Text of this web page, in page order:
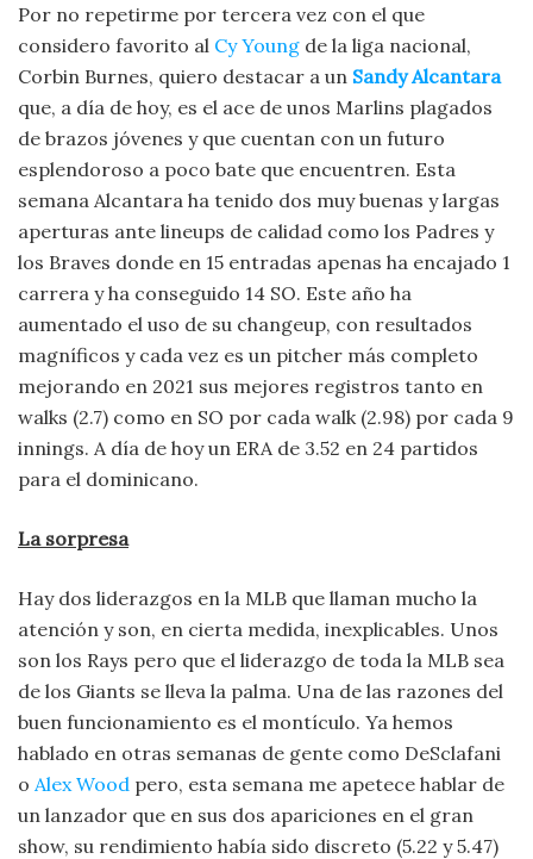
Por no repetirme por tercera vez con el que
considero favorito al Cy Young de la liga nacional,
Corbin Burnes, quiero destacar a un Sandy Alcantara
que, a día de hoy, es el ace de unos Marlins plagados
de brazos jóvenes y que cuentan con un futuro
esplendoroso a poco bate que encuentren. Esta
semana Alcantara ha tenido dos muy buenas y largas
aperturas ante lineups de calidad como los Padres y
los Braves donde en 15 entradas apenas ha encajado 1
carrera y ha conseguido 14 SO. Este año ha
aumentado el uso de su changeup, con resultados
magníficos y cada vez es un pitcher más completo
mejorando en 2021 sus mejores registros tanto en
walks (2.7) como en SO por cada walk (2.98) por cada 9
innings. A día de hoy un ERA de 3.52 en 24 partidos
para el dominicano.
La sorpresa
Hay dos liderazgos en la MLB que llaman mucho la
atención y son, en cierta medida, inexplicables. Unos
son los Rays pero que el liderazgo de toda la MLB sea
de los Giants se lleva la palma. Una de las razones del
buen funcionamiento es el montículo. Ya hemos
hablado en otras semanas de gente como DeSclafani
o Alex Wood pero, esta semana me apetece hablar de
un lanzador que en sus dos apariciones en el gran
show, su rendimiento había sido discreto (5.22 y 5.47)